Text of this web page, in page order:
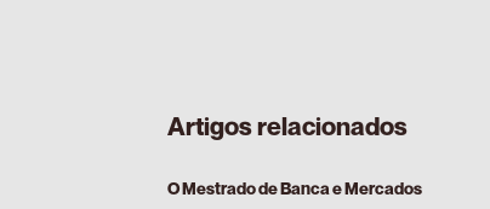
Artigos relacionados
O Mestrado de Banca e Mercados